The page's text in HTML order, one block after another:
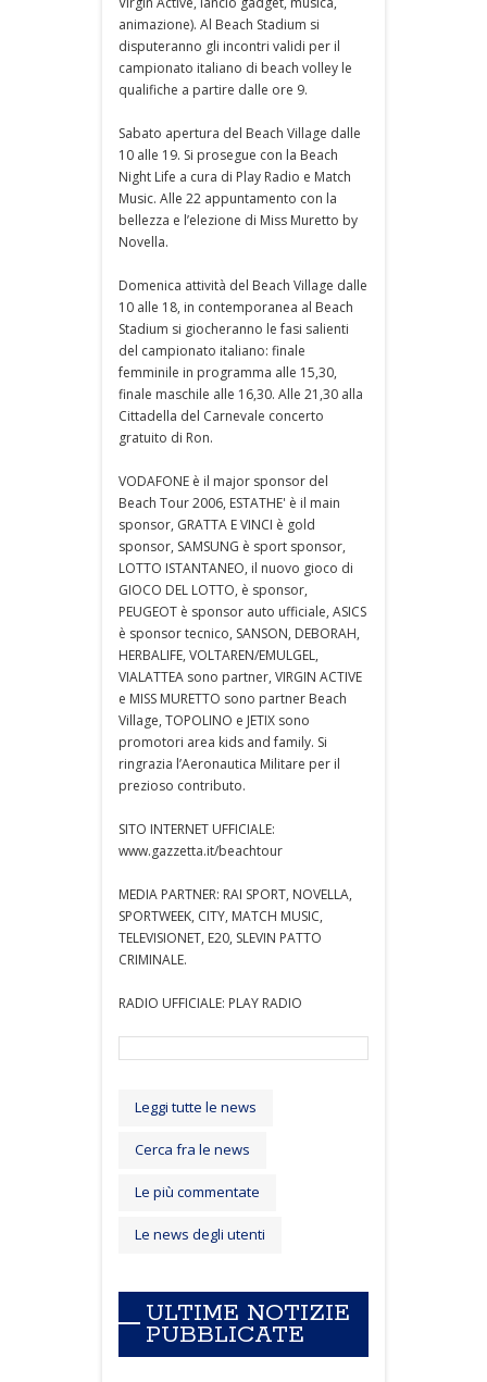
animazione). Al Beach Stadium si
disputeranno gli incontri validi per il
campionato italiano di beach volley le
qualifiche a partire dalle ore 9.
Sabato apertura del Beach Village dalle
10 alle 19. Si prosegue con la Beach
Night Life a cura di Play Radio e Match
Music. Alle 22 appuntamento con la
bellezza e l’elezione di Miss Muretto by
Novella.
Domenica attività del Beach Village dalle
10 alle 18, in contemporanea al Beach
Stadium si giocheranno le fasi salienti
del campionato italiano: finale
femminile in programma alle 15,30,
finale maschile alle 16,30. Alle 21,30 alla
Cittadella del Carnevale concerto
gratuito di Ron.
VODAFONE è il major sponsor del
Beach Tour 2006, ESTATHE' è il main
sponsor, GRATTA E VINCI è gold
sponsor, SAMSUNG è sport sponsor,
LOTTO ISTANTANEO, il nuovo gioco di
GIOCO DEL LOTTO, è sponsor,
PEUGEOT è sponsor auto ufficiale, ASICS
è sponsor tecnico, SANSON, DEBORAH,
HERBALIFE, VOLTAREN/EMULGEL,
VIALATTEA sono partner, VIRGIN ACTIVE
e MISS MURETTO sono partner Beach
Village, TOPOLINO e JETIX sono
promotori area kids and family. Si
ringrazia l’Aeronautica Militare per il
prezioso contributo.
SITO INTERNET UFFICIALE:
www.gazzetta.it/beachtour
MEDIA PARTNER: RAI SPORT, NOVELLA,
SPORTWEEK, CITY, MATCH MUSIC,
TELEVISIONET, E20, SLEVIN PATTO
CRIMINALE.
RADIO UFFICIALE: PLAY RADIO
Leggi tutte le news
Cerca fra le news
Le più commentate
Le news degli utenti
ULTIME NOTIZIE
PUBBLICATE